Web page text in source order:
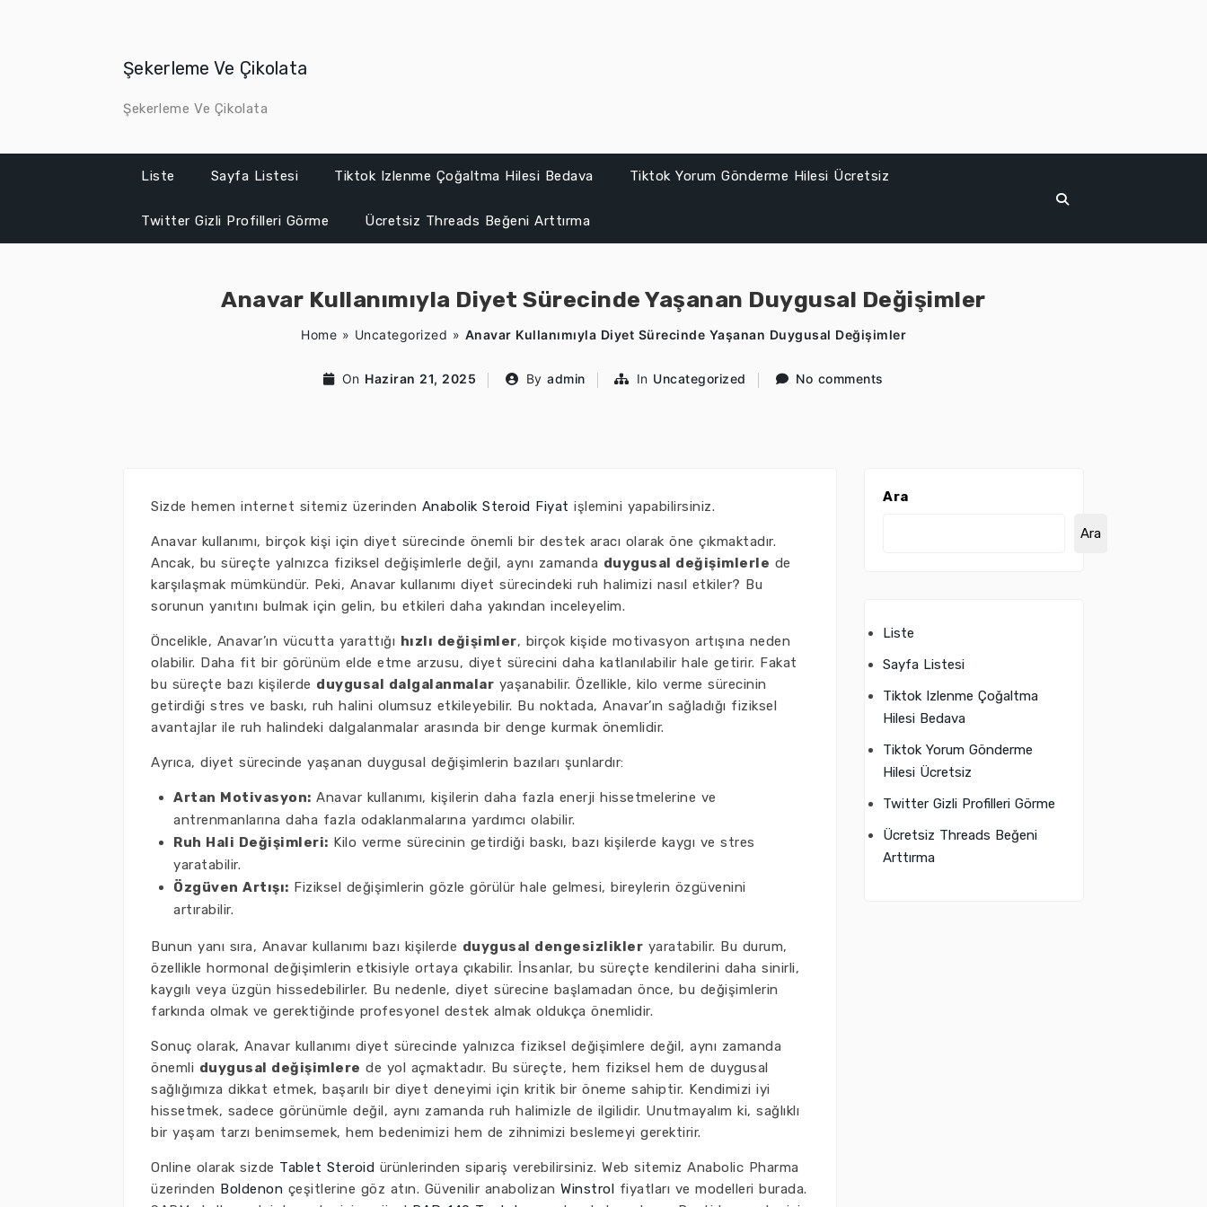
Şekerleme Ve Çikolata
Şekerleme Ve Çikolata
Liste Sayfa Listesi Tiktok Izlenme Çoğaltma Hilesi Bedava Tiktok Yorum Gönderme Hilesi Ücretsiz
Twitter Gizli Profilleri Görme Ücretsiz Threads Beğeni Arttırma
Anavar Kullanımıyla Diyet Sürecinde Yaşanan Duygusal Değişimler
Home » Uncategorized » Anavar Kullanımıyla Diyet Sürecinde Yaşanan Duygusal Değişimler
On Haziran 21, 2025 By admin In Uncategorized No comments
Sizde hemen internet sitemiz üzerinden Anabolik Steroid Fiyat işlemini yapabilirsiniz.
Anavar kullanımı, birçok kişi için diyet sürecinde önemli bir destek aracı olarak öne çıkmaktadır.
Ancak, bu süreçte yalnızca fiziksel değişimlerle değil, aynı zamanda duygusal değişimlerle de
karşılaşmak mümkündür. Peki, Anavar kullanımı diyet sürecindeki ruh halimizi nasıl etkiler? Bu
sorunun yanıtını bulmak için gelin, bu etkileri daha yakından inceleyelim.
Öncelikle, Anavar’ın vücutta yarattığı hızlı değişimler, birçok kişide motivasyon artışına neden
olabilir. Daha fit bir görünüm elde etme arzusu, diyet sürecini daha katlanılabilir hale getirir. Fakat
bu süreçte bazı kişilerde duygusal dalgalanmalar yaşanabilir. Özellikle, kilo verme sürecinin
getirdiği stres ve baskı, ruh halini olumsuz etkileyebilir. Bu noktada, Anavar’ın sağladığı fiziksel
avantajlar ile ruh halindeki dalgalanmalar arasında bir denge kurmak önemlidir.
Ayrıca, diyet sürecinde yaşanan duygusal değişimlerin bazıları şunlardır:
Artan Motivasyon: Anavar kullanımı, kişilerin daha fazla enerji hissetmelerine ve
antrenmanlarına daha fazla odaklanmalarına yardımcı olabilir.
Ruh Hali Değişimleri: Kilo verme sürecinin getirdiği baskı, bazı kişilerde kaygı ve stres
yaratabilir.
Özgüven Artışı: Fiziksel değişimlerin gözle görülür hale gelmesi, bireylerin özgüvenini
artırabilir.
Bunun yanı sıra, Anavar kullanımı bazı kişilerde duygusal dengesizlikler yaratabilir. Bu durum,
özellikle hormonal değişimlerin etkisiyle ortaya çıkabilir. İnsanlar, bu süreçte kendilerini daha sinirli,
kaygılı veya üzgün hissedebilirler. Bu nedenle, diyet sürecine başlamadan önce, bu değişimlerin
farkında olmak ve gerektiğinde profesyonel destek almak oldukça önemlidir.
Sonuç olarak, Anavar kullanımı diyet sürecinde yalnızca fiziksel değişimlere değil, aynı zamanda
önemli duygusal değişimlere de yol açmaktadır. Bu süreçte, hem fiziksel hem de duygusal
sağlığımıza dikkat etmek, başarılı bir diyet deneyimi için kritik bir öneme sahiptir. Kendimizi iyi
hissetmek, sadece görünümle değil, aynı zamanda ruh halimizle de ilgilidir. Unutmayalım ki, sağlıklı
bir yaşam tarzı benimsemek, hem bedenimizi hem de zihnimizi beslemeyi gerektirir.
Online olarak sizde Tablet Steroid ürünlerinden sipariş verebilirsiniz. Web sitemiz Anabolic Pharma
üzerinden Boldenon çeşitlerine göz atın. Güvenilir anabolizan Winstrol fiyatları ve modelleri burada.
Ara
Ara
Liste
Sayfa Listesi
Tiktok Izlenme Çoğaltma
Hilesi Bedava
Tiktok Yorum Gönderme
Hilesi Ücretsiz
Twitter Gizli Profilleri Görme
Ücretsiz Threads Beğeni
Arttırma